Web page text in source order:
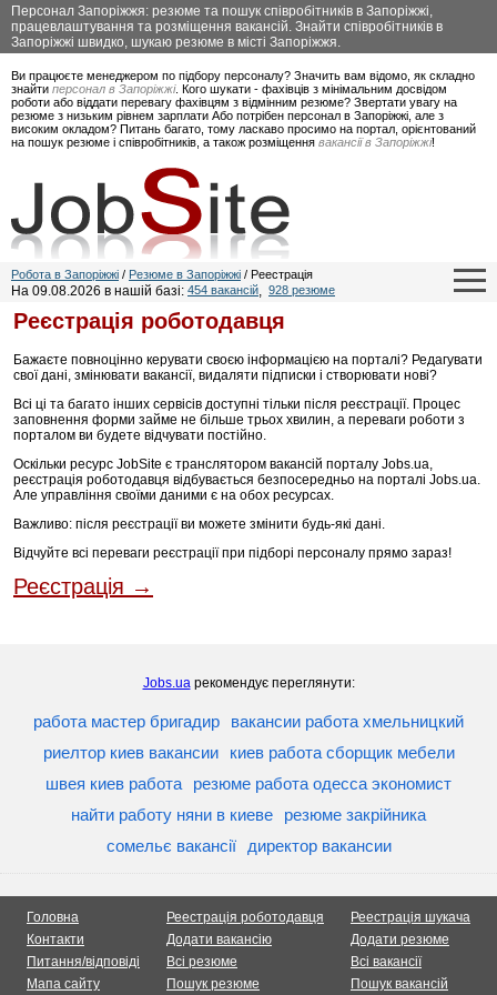
Персонал Запоріжжя: резюме та пошук співробітників в Запоріжжі,
працевлаштування та розміщення вакансій. Знайти співробітників в
Запоріжжі швидко, шукаю резюме в місті Запоріжжя.
Ви працюєте менеджером по підбору персоналу? Значить вам відомо, як складно
знайти персонал в Запоріжжі. Кого шукати - фахівців з мінімальним досвідом
роботи або віддати перевагу фахівцям з відмінним резюме? Звертати увагу на
резюме з низьким рівнем зарплати Або потрібен персонал в Запоріжжі, але з
високим окладом? Питань багато, тому ласкаво просимо на портал, орієнтований
на пошук резюме і співробітників, а також розміщення вакансії в Запоріжжі!
Робота в Запоріжжі / Резюме в Запоріжжі / Реестрація
На 09.08.2026 в нашій базі: 454 вакансій, 928 резюме
Реєстрація роботодавця
Бажаєте повноцінно керувати своєю інформацією на порталі? Редагувати
свої дані, змінювати вакансії, видаляти підписки і створювати нові?
Всі ці та багато інших сервісів доступні тільки після реєстрації. Процес
заповнення форми займе не більше трьох хвилин, а переваги роботи з
порталом ви будете відчувати постійно.
Оскільки ресурс JobSite є транслятором вакансій порталу Jobs.ua,
реєстрація роботодавця відбувається безпосередньо на порталі Jobs.ua.
Але управління своїми даними є на обох ресурсах.
Важливо: після реєстрації ви можете змінити будь-які дані.
Відчуйте всі переваги реєстрації при підборі персоналу прямо зараз!
Реєстрація →
Jobs.uaрекомендує переглянути:
работа мастер бригадир
вакансии работа хмельницкий
риелтор киев вакансии
киев работа сборщик мебели
швея киев работа
резюме работа одесса экономист
найти работу няни в киеве
резюме закрійника
сомельє вакансії
директор вакансии
Головна
Контакти
Питання/відповіді
Мапа сайту
Реестрація роботодавця
Додати вакансію
Всі резюме
Пошук резюме
Реестрація шукача
Додати резюме
Всі вакансії
Пошук вакансій